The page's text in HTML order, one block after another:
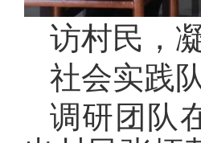
访村民，
社会实践
调研团队